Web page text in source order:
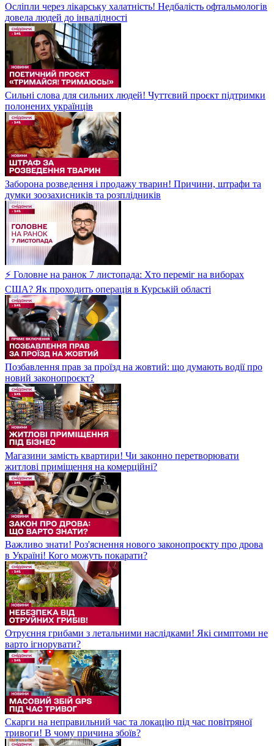
Осліпли через лікарську халатність! Недбалість офтальмологів
довела людей до інвалідності
Сильні слова для сильних людей! Чуттєвий проєкт підтримки
полонених українців
Заборона розведення і продажу тварин! Причини, штрафи та
думки зоозахисників та розплідників
⚡ Головне на ранок 7 листопада: Хто переміг на виборах
США? Як проходить операція в Курській області
Позбавлення прав за проїзд на жовтий: що думають водії про
новий законопроєкт?
Магазини замість квартири! Чи законно перетворювати
житлові приміщення на комерційні?
Важливо знати! Роз'яснення нового законопроєкту про дрова
в Україні! Кого можуть покарати?
Отруєння грибами з летальними наслідками! Які симптоми не
варто ігнорувати?
Скарги на неправильний час та локацію під час повітряної
тривоги! В чому причина збоїв?